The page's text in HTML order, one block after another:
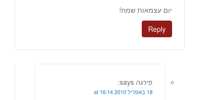
יום עצמאות שמח!
Reply
פירגה says:
18 באפריל 2010 at 16:14